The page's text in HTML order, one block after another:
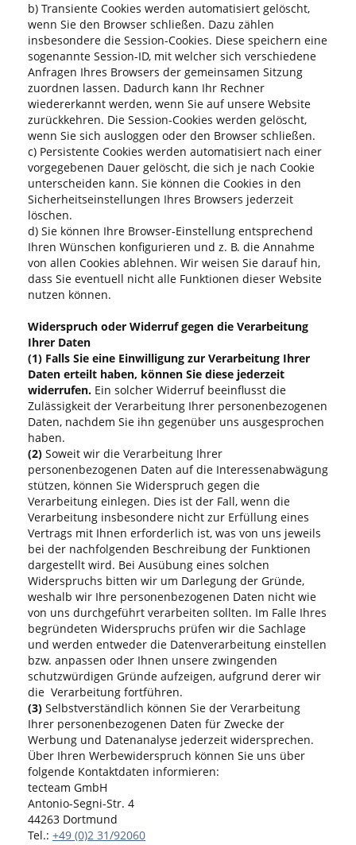
b) Transiente Cookies werden automatisiert gelöscht,
wenn Sie den Browser schließen. Dazu zählen
insbesondere die Session-Cookies. Diese speichern eine
sogenannte Session-ID, mit welcher sich verschiedene
Anfragen Ihres Browsers der gemeinsamen Sitzung
zuordnen lassen. Dadurch kann Ihr Rechner
wiedererkannt werden, wenn Sie auf unsere Website
zurückkehren. Die Session-Cookies werden gelöscht,
wenn Sie sich ausloggen oder den Browser schließen.
c) Persistente Cookies werden automatisiert nach einer
vorgegebenen Dauer gelöscht, die sich je nach Cookie
unterscheiden kann. Sie können die Cookies in den
Sicherheitseinstellungen Ihres Browsers jederzeit
löschen.
d) Sie können Ihre Browser-Einstellung entsprechend
Ihren Wünschen konfigurieren und z. B. die Annahme
von allen Cookies ablehnen. Wir weisen Sie darauf hin,
dass Sie eventuell nicht alle Funktionen dieser Website
nutzen können.
Widerspruch oder Widerruf gegen die Verarbeitung
Ihrer Daten
(1) Falls Sie eine Einwilligung zur Verarbeitung Ihrer
Daten erteilt haben, können Sie diese jederzeit
widerrufen. Ein solcher Widerruf beeinflusst die
Zulässigkeit der Verarbeitung Ihrer personenbezogenen
Daten, nachdem Sie ihn gegenüber uns ausgesprochen
haben.
(2) Soweit wir die Verarbeitung Ihrer
personenbezogenen Daten auf die Interessenabwägung
stützen, können Sie Widerspruch gegen die
Verarbeitung einlegen. Dies ist der Fall, wenn die
Verarbeitung insbesondere nicht zur Erfüllung eines
Vertrags mit Ihnen erforderlich ist, was von uns jeweils
bei der nachfolgenden Beschreibung der Funktionen
dargestellt wird. Bei Ausübung eines solchen
Widerspruchs bitten wir um Darlegung der Gründe,
weshalb wir Ihre personenbezogenen Daten nicht wie
von uns durchgeführt verarbeiten sollten. Im Falle Ihres
begründeten Widerspruchs prüfen wir die Sachlage
und werden entweder die Datenverarbeitung einstellen
bzw. anpassen oder Ihnen unsere zwingenden
schutzwürdigen Gründe aufzeigen, aufgrund derer wir
die Verarbeitung fortführen.
(3) Selbstverständlich können Sie der Verarbeitung
Ihrer personenbezogenen Daten für Zwecke der
Werbung und Datenanalyse jederzeit widersprechen.
Über Ihren Werbewiderspruch können Sie uns über
folgende Kontaktdaten informieren:
tecteam GmbH
Antonio-Segni-Str. 4
44263 Dortmund
Tel.: +49 (0)2 31/92060